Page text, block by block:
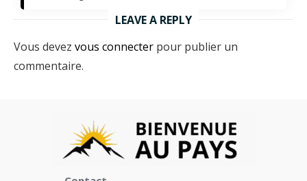
LEAVE A REPLY
Vous devez vous connecter pour publier un
commentaire.